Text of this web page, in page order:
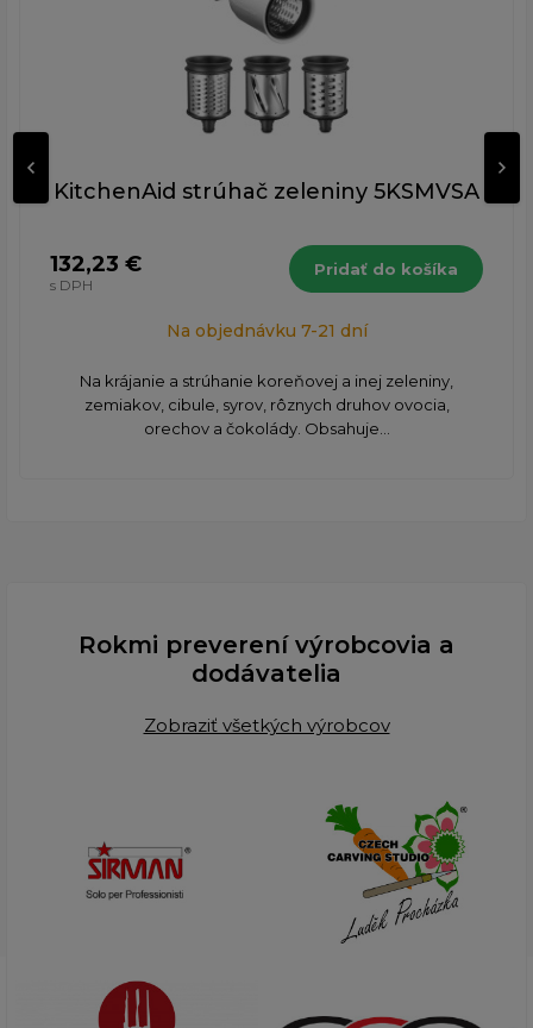
KitchenAid strúhač zeleniny 5KSMVSA
132,23 €
s DPH
Pridať do košíka
Na objednávku 7-21 dní
Na krájanie a strúhanie koreňovej a inej zeleniny,
zemiakov, cibule, syrov, rôznych druhov ovocia,
orechov a čokolády. Obsahuje...
Rokmi preverení výrobcovia a
dodávatelia
Zobraziť všetkých výrobcov